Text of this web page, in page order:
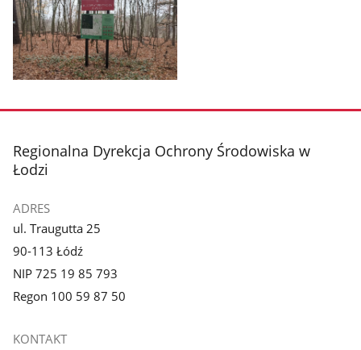
1
z
galerii.
zdjęcie
galerii.
stopka
Regionalna Dyrekcja Ochrony Środowiska w
Łodzi
ADRES
ul. Traugutta 25
90-113 Łódź
NIP 725 19 85 793
Regon 100 59 87 50
KONTAKT